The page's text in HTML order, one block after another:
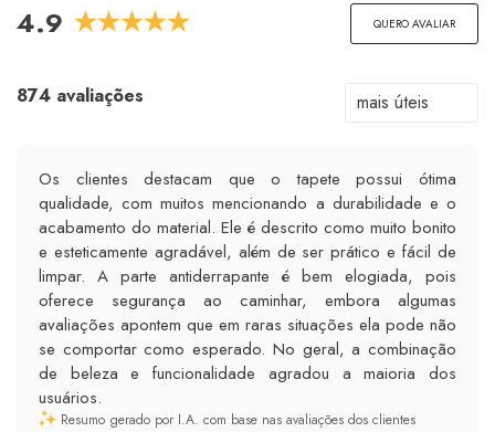
4.9 QUERO AVALIAR
874 avaliações
Os clientes destacam que o tapete possui ótima
qualidade, com muitos mencionando a durabilidade e o
acabamento do material. Ele é descrito como muito bonito
e esteticamente agradável, além de ser prático e fácil de
limpar. A parte antiderrapante é bem elogiada, pois
oferece segurança ao caminhar, embora algumas
avaliações apontem que em raras situações ela pode não
se comportar como esperado. No geral, a combinação
de beleza e funcionalidade agradou a maioria dos
usuários.
Resumo gerado por I.A. com base nas avaliações dos clientes